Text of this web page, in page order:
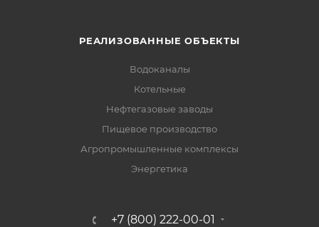
РЕАЛИЗОВАННЫЕ ОБЪЕКТЫ
Водоканалы
Котельные
Нефтегазовые заводы
Пищевое производство
Агропромышленные комплексы
Энергетика
+7 (800) 222-00-01